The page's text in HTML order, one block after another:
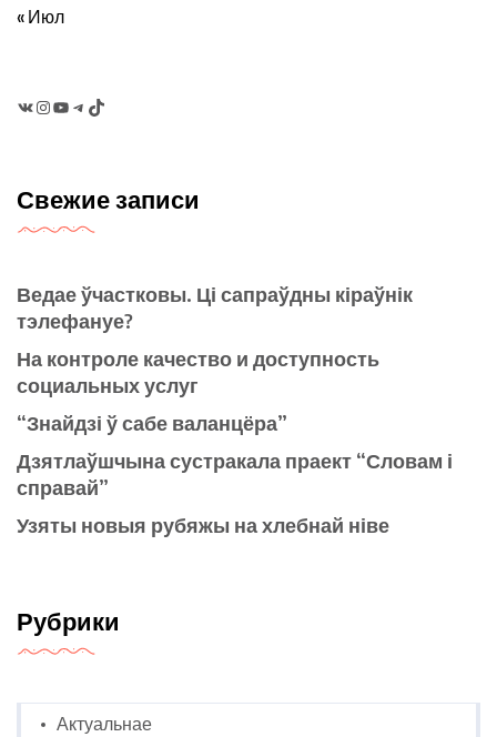
« Июл
Instagram
YouTubeTelegram
TikTok
Свежие записи
Ведае ўчастковы. Ці сапраўдны кіраўнік
тэлефануе?
На контроле качество и доступность
социальных услуг
“Знайдзі ў сабе валанцёра”
Дзятлаўшчына сустракала праект “Словам і
справай”
Узяты новыя рубяжы на хлебнай ніве
Рубрики
Актуальнае